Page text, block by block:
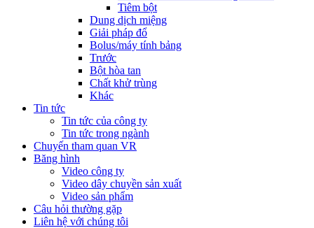
Tiêm bột
Dung dịch miệng
Giải pháp đổ
Bolus/máy tính bảng
Trước
Bột hòa tan
Chất khử trùng
Khác
Tin tức
Tin tức của công ty
Tin tức trong ngành
Chuyến tham quan VR
Băng hình
Video công ty
Video dây chuyền sản xuất
Video sản phẩm
Câu hỏi thường gặp
Liên hệ với chúng tôi